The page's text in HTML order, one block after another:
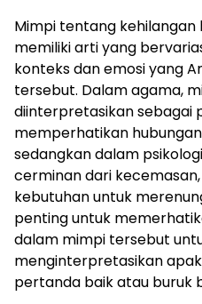
Mimpi tentang
memiliki arti yang
konteks dan emosi yang
tersebut. Dalam agama,
diinterpretasikan sebagai
memperhatikan
sedangkan dalam
cerminan dari
kebutuhan untuk
penting untuk
dalam mimpi tersebut
menginterpretasikan
pertanda baik atau buruk